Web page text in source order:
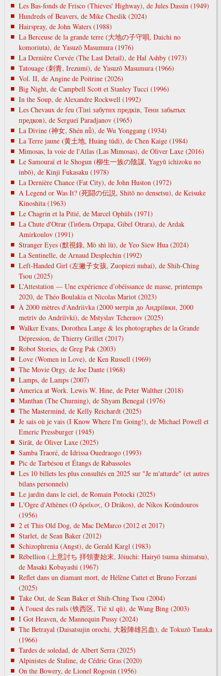
Les Bas-fonds de Frisco (Thieves' Highway), de Jules Dassin (1949)
Hundreds of Beavers, de Mike Cheslik (2024)
Hairspray, de John Waters (1988)
La Berceuse de la grande terre (大地の子守唄, Daichi no
komoriuta), de Yasuzō Masumura (1976)
La Dernière Corvée (The Last Detail), de Hal Ashby (1973)
Tatouage (刺青, Irezumi), de Yasuzō Masumura (1966)
Vol. II, de Angine de Poitrine (2026)
Big Night, de Campbell Scott et Stanley Tucci (1996)
In the Soup, de Alexandre Rockwell (1992)
Les Chevaux de feu (Тіні забутих предків, Тени забытых
предков), de Sergueï Paradjanov (1965)
La Divine (神女, Shén nǚ), de Wu Yonggang (1934)
La Terre jaune (黄土地, Huáng tǔdì), de Chen Kaige (1984)
Mimosas, la voie de l'Atlas (Las Mimosas), de Óliver Laxe (2016)
Le Samouraï et le Shogun (柳生一族の陰謀, Yagyū ichizoku no
inbō), de Kinji Fukasaku (1978)
La Dernière Chance (Fat City), de John Huston (1972)
A Legend or Was It? (死闘の伝説, Shitō no densetsu), de Keisuke
Kinoshita (1963)
Le Chagrin et la Pitié, de Marcel Ophüls (1971)
La Chute d'Otrar (Гибель Отрара, Gibel Otrara), de Ardak
Amirkoulov (1991)
Stranger Eyes (默視錄, Mò shì lù), de Yeo Siew Hua (2024)
La Sentinelle, de Arnaud Desplechin (1992)
Left-Handed Girl (左撇子女孩, Zuopiezi nuhai), de Shih-Ching
Tsou (2025)
L’Attestation — Une expérience d’obéissance de masse, printemps
2020, de Théo Boulakia et Nicolas Mariot (2023)
À 2000 mètres d'Andriivka (2000 метрів до Андріївки, 2000
metrіv do Andrіїvki), de Mstyslav Tchernov (2025)
Walker Evans, Dorothea Lange & les photographes de la Grande
Dépression, de Thierry Grillet (2017)
Robot Stories, de Greg Pak (2003)
Love (Women in Love), de Ken Russell (1969)
The Movie Orgy, de Joe Dante (1968)
Lamps, de Lamps (2007)
America at Work. Lewis W. Hine, de Peter Walther (2018)
Manthan (The Churning), de Shyam Benegal (1976)
The Mastermind, de Kelly Reichardt (2025)
Je sais où je vais (I Know Where I'm Going!), de Michael Powell et
Emeric Pressburger (1945)
Sirāt, de Óliver Laxe (2025)
Samba Traoré, de Idrissa Ouedraogo (1993)
Pic de Tarbésou et Étangs de Rabassoles
Les 10 billets les plus consultés en 2025 sur "Je m'attarde" (et autres
bilans personnels)
Le jardin dans le ciel, de Romain Potocki (2025)
L'Ogre d'Athènes (Ο δράκος, O Drákos), de Níkos Koúndouros
(1956)
2 et This Old Dog, de Mac DeMarco (2012 et 2017)
Starlet, de Sean Baker (2012)
Schizophrenia (Angst), de Gerald Kargl (1983)
Rébellion (上意討ち 拝領妻始末, Jōiuchi: Hairyō tsuma shimatsu),
de Masaki Kobayashi (1967)
Reflet dans un diamant mort, de Hélène Cattet et Bruno Forzani
(2025)
Take Out, de Sean Baker et Shih-Ching Tsou (2004)
À l'ouest des rails (铁西区, Tiě xī qū), de Wang Bing (2003)
I Got Heaven, de Mannequin Pussy (2024)
The Betrayal (Daisatsujin orochi, 大殺陣雄呂血), de Tokuzō Tanaka
(1966)
Tardes de soledad, de Albert Serra (2025)
Alpinistes de Staline, de Cédric Gras (2020)
On the Bowery, de Lionel Rogosin (1956)